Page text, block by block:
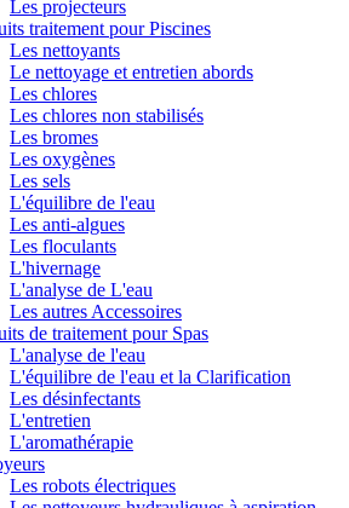
Les projecteurs
traitement pour Piscines
Les nettoyants
Le nettoyage et entretien abords
Les chlores
Les chlores non stabilisés
Les bromes
Les oxygènes
Les sels
L'équilibre de l'eau
Les anti-algues
Les floculants
L'hivernage
L'analyse de L'eau
Les autres Accessoires
de traitement pour Spas
L'analyse de l'eau
L'équilibre de l'eau et la Clarification
Les désinfectants
L'entretien
L'aromathérapie
Les robots électriques